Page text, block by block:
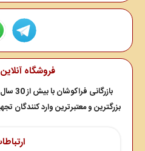
فروشگاه
بزرگترین و معتبرترین وارد کنندگان